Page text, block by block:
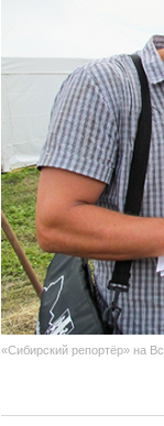
«Сибирский репортёр» на